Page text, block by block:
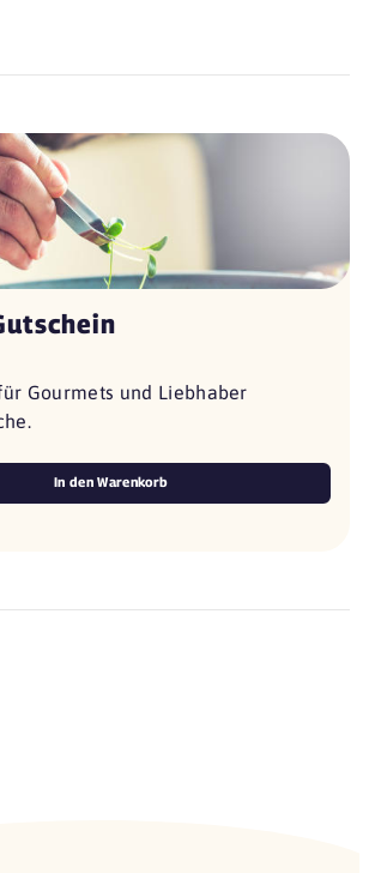
Gourmets und Liebhaber
In den Warenkorb